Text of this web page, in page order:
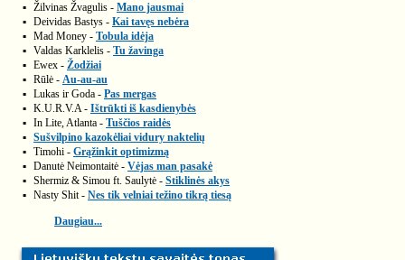
▪ Žilvinas Žvagulis - Mano jausmai
▪ Deividas Bastys - Kai tavęs nebėra
▪ Mad Money - Tobula idėja
▪ Valdas Karklelis - Tu žavinga
▪ Ewex - Žodžiai
▪ Rūlė - Au-au-au
▪ Lukas ir Goda - Pas mergas
▪ K.U.R.V.A - Ištrūkti iš kasdienybės
▪ In Lite, Atlanta - Tuščios raidės
▪ Sušvilpino kazokėliai vidury naktelių
▪ Timohi - Grąžinkit optimizmą
▪ Danutė Neimontaitė - Vėjas man pasakė
▪ Shermiz & Simou ft. Saulytė - Stiklinės akys
▪ Nasty Shit - Nes tik velniai težino tikrą tiesą
Daugiau...